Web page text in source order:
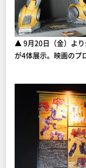
▲ 9月20日（金）より
が4体展示。映画のプ